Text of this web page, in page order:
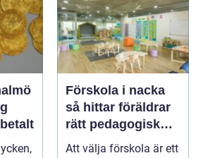
Förskola i nacka
så hittar föräldrar
rätt pedagogisk
trygghet
Att välja förskola är ett